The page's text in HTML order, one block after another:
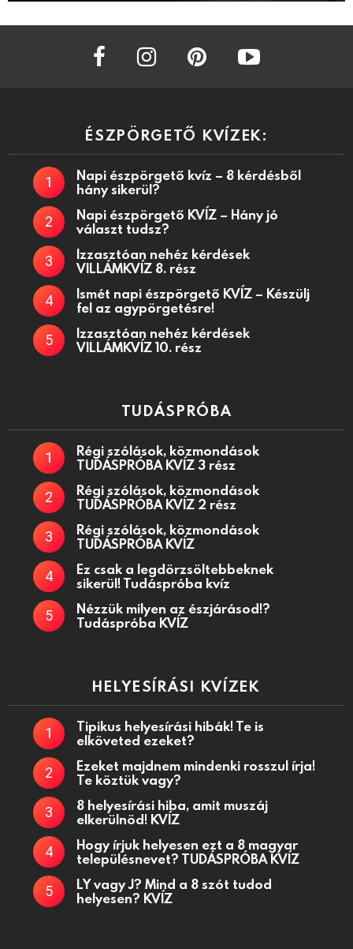
facebook instagram
ÉSZPÖRGETŐ KVÍZEK:
Napi észpörgető kvíz – 8 kérdésből
hány sikerül?
Napi észpörgető KVÍZ – Hány jó
választ tudsz?
Izzasztóan nehéz kérdések
VILLÁMKVÍZ 8. rész
Ismét napi észpörgető KVÍZ – Készülj
fel az agypörgetésre!
Izzasztóan nehéz kérdések
VILLÁMKVÍZ 10. rész
TUDÁSPRÓBA
Régi szólások, közmondások
TUDÁSPRÓBA KVÍZ 3 rész
Régi szólások, közmondások
TUDÁSPRÓBA KVÍZ 2 rész
Régi szólások, közmondások
TUDÁSPRÓBA KVÍZ
Ez csak a legdörzsöltebbeknek
sikerül! Tudáspróba kvíz
Nézzük milyen az észjárásod!?
Tudáspróba KVÍZ
HELYESÍRÁSI KVÍZEK
Tipikus helyesírási hibák! Te is
elköveted ezeket?
Ezeket majdnem mindenki rosszul írja!
Te köztük vagy?
8 helyesírási hiba, amit muszáj
elkerülnöd! KVÍZ
Hogy írjuk helyesen ezt a 8 magyar
településnevet? TUDÁSPRÓBA KVÍZ
LY vagy J? Mind a 8 szót tudod
helyesen? KVÍZ